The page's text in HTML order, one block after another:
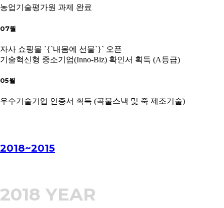
농업기술평가원 과제 완료
07월
자사 쇼핑몰 `{`내몸에 선물`}` 오픈
기술혁신형 중소기업(Inno-Biz) 확인서 획득 (A등급)
05월
우수기술기업 인증서 획득 (곡물스낵 및 죽 제조기술)
2018~2015
2018 YEAR